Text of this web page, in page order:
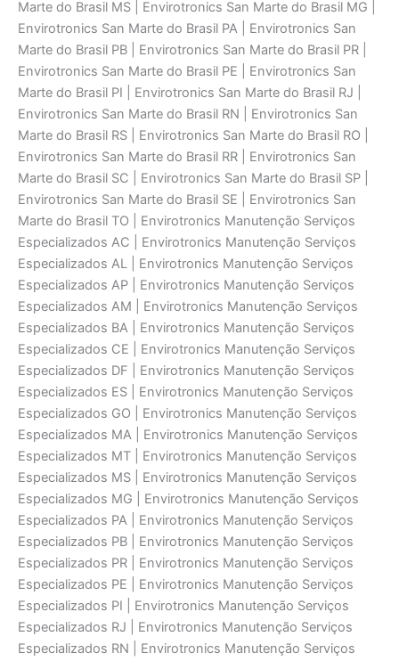
Marte do Brasil MS | Envirotronics San Marte do Brasil MG |
Envirotronics San Marte do Brasil PA | Envirotronics San
Marte do Brasil PB | Envirotronics San Marte do Brasil PR |
Envirotronics San Marte do Brasil PE | Envirotronics San
Marte do Brasil PI | Envirotronics San Marte do Brasil RJ |
Envirotronics San Marte do Brasil RN | Envirotronics San
Marte do Brasil RS | Envirotronics San Marte do Brasil RO |
Envirotronics San Marte do Brasil RR | Envirotronics San
Marte do Brasil SC | Envirotronics San Marte do Brasil SP |
Envirotronics San Marte do Brasil SE | Envirotronics San
Marte do Brasil TO | Envirotronics Manutenção Serviços
Especializados AC | Envirotronics Manutenção Serviços
Especializados AL | Envirotronics Manutenção Serviços
Especializados AP | Envirotronics Manutenção Serviços
Especializados AM | Envirotronics Manutenção Serviços
Especializados BA | Envirotronics Manutenção Serviços
Especializados CE | Envirotronics Manutenção Serviços
Especializados DF | Envirotronics Manutenção Serviços
Especializados ES | Envirotronics Manutenção Serviços
Especializados GO | Envirotronics Manutenção Serviços
Especializados MA | Envirotronics Manutenção Serviços
Especializados MT | Envirotronics Manutenção Serviços
Especializados MS | Envirotronics Manutenção Serviços
Especializados MG | Envirotronics Manutenção Serviços
Especializados PA | Envirotronics Manutenção Serviços
Especializados PB | Envirotronics Manutenção Serviços
Especializados PR | Envirotronics Manutenção Serviços
Especializados PE | Envirotronics Manutenção Serviços
Especializados PI | Envirotronics Manutenção Serviços
Especializados RJ | Envirotronics Manutenção Serviços
Especializados RN | Envirotronics Manutenção Serviços